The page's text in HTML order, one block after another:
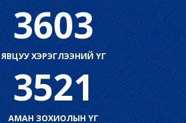
3603
ЯВЦУУ ХЭРЭГЛЭЭНИЙ ҮГ
3521
АМАН ЗОХИОЛЫН ҮГ